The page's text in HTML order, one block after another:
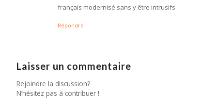
français modernisé sans y être intrusifs.
Répondre
Laisser un commentaire
Rejoindre la discussion?
N’hésitez pas à contribuer !